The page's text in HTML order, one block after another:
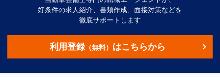
好条件の求人紹介、書類作成、面接対策などを
徹底サポートします
利用登録（無料） はこちらから